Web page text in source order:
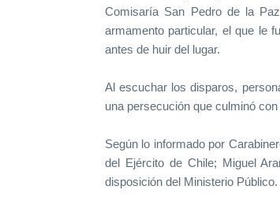
Comisaría San Pedro de la
armamento particular, el que le
antes de huir del lugar.
Al escuchar los disparos,
una persecución que culminó
Según lo informado por
del Ejército de Chile; Miguel
disposición del Ministerio Público.